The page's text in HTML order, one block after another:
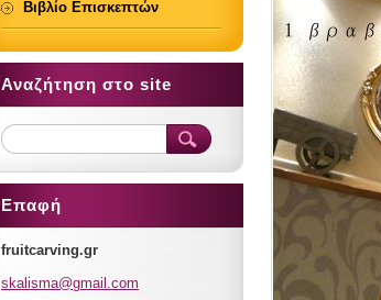
Βιβλίο Επισκεπτών
Αναζήτηση στο site
Επαφή
fruitcarving.gr
skalisma@gmail.com